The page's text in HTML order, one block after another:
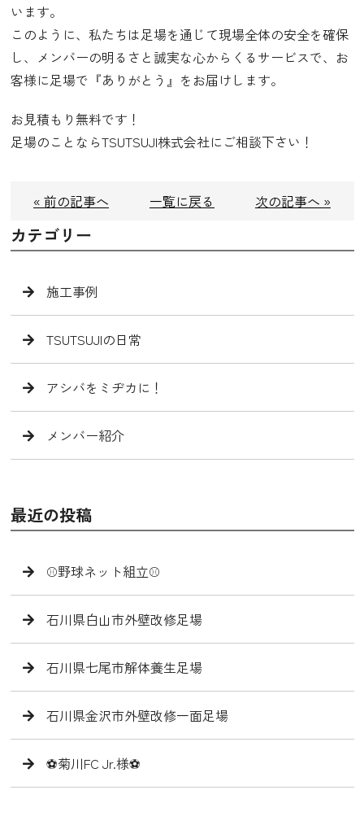
います。
このように、私たちは足場を通じて現場全体の安全を確保
し、メンバーの明るさと誠実な心からくるサービスで、お
客様に足場で『ありがとう』をお届けします。
お見積もり無料です！
足場のことならTSUTSUJI株式会社にご相談下さい！
« 前の記事へ 一覧に戻る 次の記事へ »
カテゴリー
施工事例
TSUTSUJIの日常
アシバをミヂカに！
メンバー紹介
最近の投稿
⚾️野球ネット組立⚾️
石川県白山市外壁改修足場
石川県七尾市解体養生足場
石川県金沢市外壁改修一面足場
⚽️菊川FC Jr.様⚽️